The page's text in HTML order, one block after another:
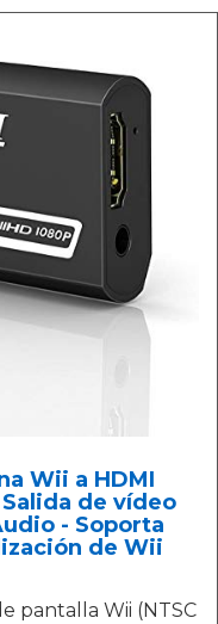
Wii a HDMI
de vídeo
- Soporta
de Wii
pantalla Wii (NTSC